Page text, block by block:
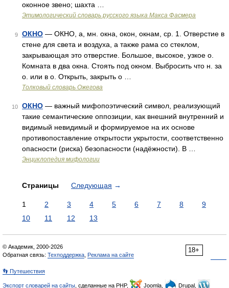
оконное звено; шахта …
Этимологический словарь русского языка Макса Фасмера
9 ОКНО — ОКНО, а, мн. окна, окон, окнам, ср. 1. Отверстие в
стене для света и воздуха, а также рама со стеклом,
закрывающая это отверстие. Большое, высокое, узкое о.
Комната в два окна. Стоять под окном. Выбросить что н. за
о. или в о. Открыть, закрыть о …
Толковый словарь Ожегова
10 ОКНО — важный мифопоэтический символ, реализующий
такие семантические оппозиции, как внешний внутренний и
видимый невидимый и формируемое на их основе
противопоставление открытости укрытости, соответственно
опасности (риска) безопасности (надёжности). В …
Энциклопедия мифологии
Страницы Следующая →
1 2 3 4 5 6 7 8
9
10
11 12 13
18+
© Академик, 2000-2026
Обратная связь: Техподдержка Реклама на сайте
👣 Путешествия
Экспорт словарей на сайты , сделанные на PHP, Joomla, Drupal,